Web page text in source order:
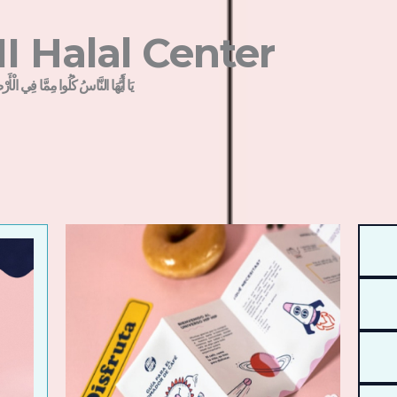
Halal Center
يَا أَيُّهَا النَّاسُ كُلُوا مِمَّا فِي